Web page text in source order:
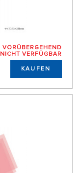
VORÜBERGEHEND
NICHT VERFÜGBAR
KAUFEN